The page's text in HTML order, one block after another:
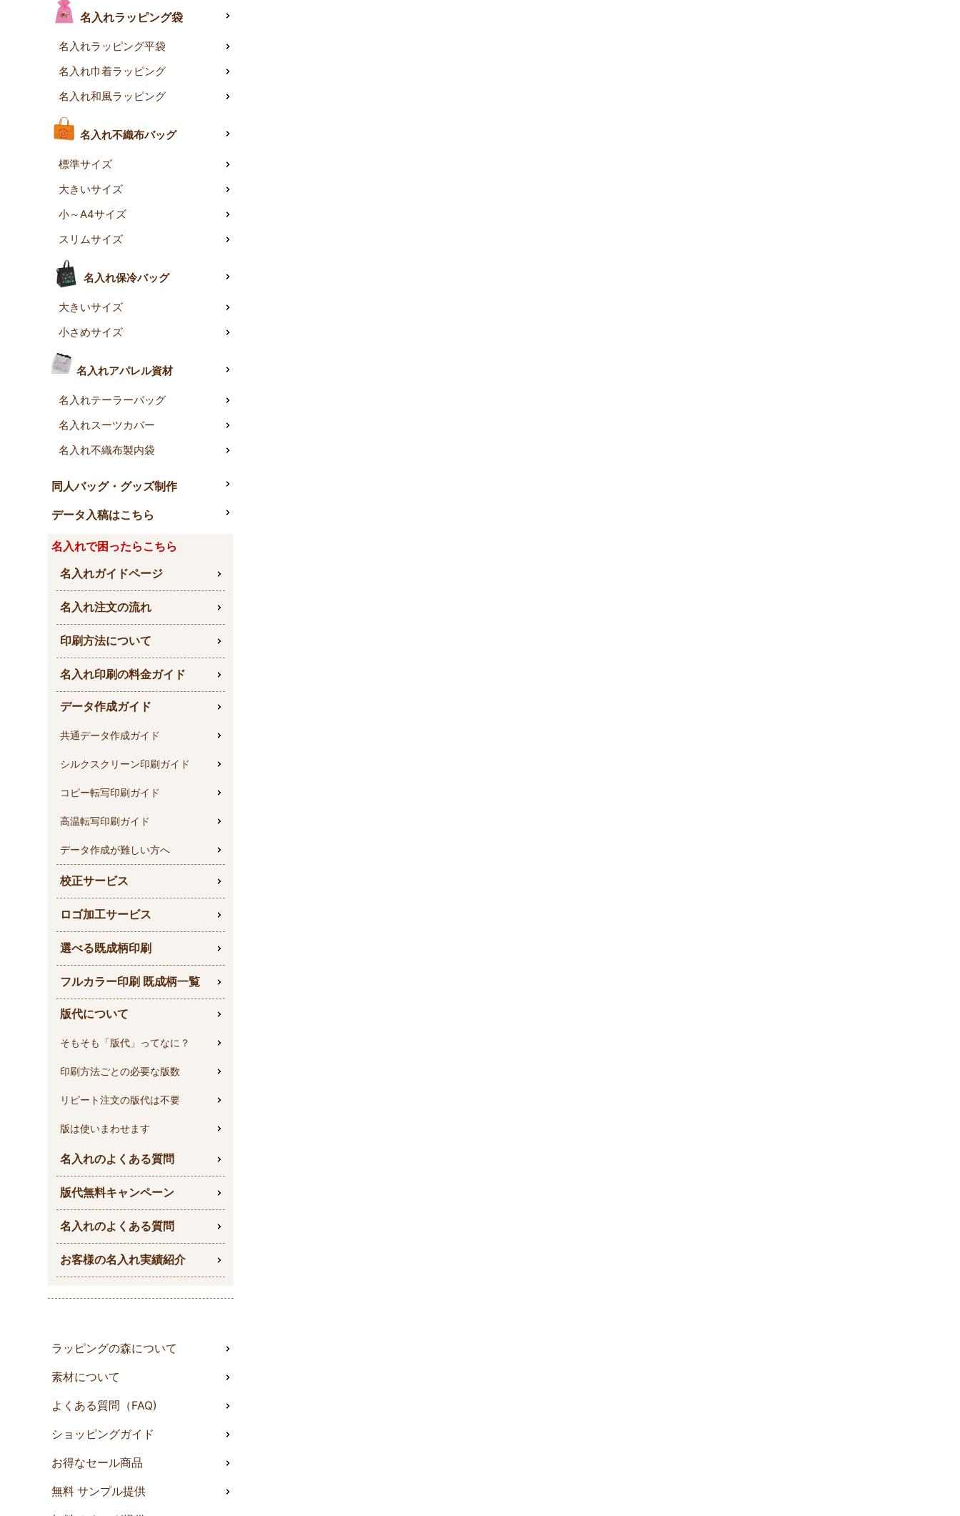
名入れラッピング袋
名入れラッピング平袋
名入れ巾着ラッピング
名入れ和風ラッピング
名入れ不織布バッグ
標準サイズ
大きいサイズ
小～A4サイズ
スリムサイズ
名入れ保冷バッグ
大きいサイズ
小さめサイズ
名入れアパレル資材
名入れテーラーバッグ
名入れスーツカバー
名入れ不織布製内袋
同人バッグ・グッズ制作
データ入稿はこちら
名入れで困ったらこちら
名入れガイドページ
名入れ注文の流れ
印刷方法について
名入れ印刷の料金ガイド
データ作成ガイド
共通データ作成ガイド
シルクスクリーン印刷ガイド
コピー転写印刷ガイド
高温転写印刷ガイド
データ作成が難しい方へ
校正サービス
ロゴ加工サービス
選べる既成柄印刷
フルカラー印刷 既成柄一覧
版代について
そもそも「版代」ってなに？
印刷方法ごとの必要な版数
リピート注文の版代は不要
版は使いまわせます
名入れのよくある質問
版代無料キャンペーン
名入れのよくある質問
お客様の名入れ実績紹介
ラッピングの森について
素材について
よくある質問（FAQ)
ショッピングガイド
お得なセール商品
無料 サンプル提供